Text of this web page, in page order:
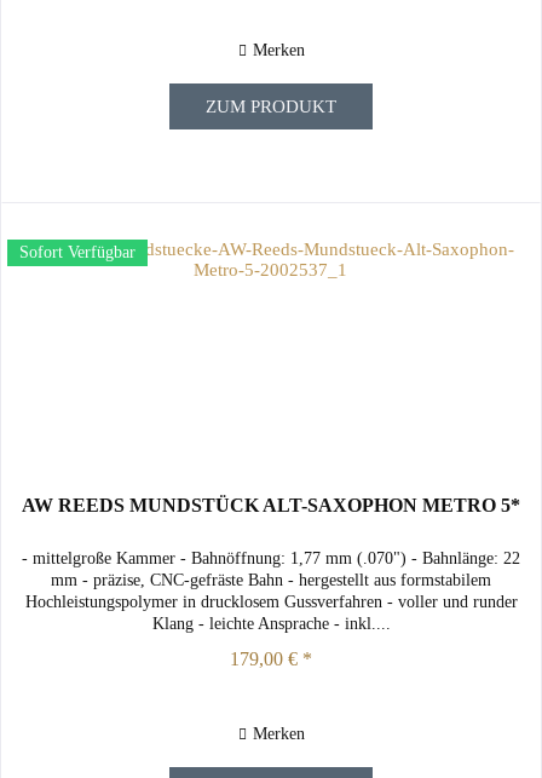
Merken
ZUM PRODUKT
Sofort Verfügbar
AW REEDS MUNDSTÜCK ALT-SAXOPHON METRO 5*
- mittelgroße Kammer - Bahnöffnung: 1,77 mm (.070") - Bahnlänge: 22
mm - präzise, CNC-gefräste Bahn - hergestellt aus formstabilem
Hochleistungspolymer in drucklosem Gussverfahren - voller und runder
Klang - leichte Ansprache - inkl....
179,00 € *
Merken